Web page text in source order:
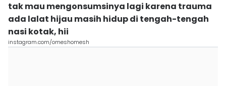
tak mau mengonsumsinya lagi karena trauma
ada lalat hijau masih hidup di tengah-tengah
nasi kotak, hii
instagram.com/omeshomesh